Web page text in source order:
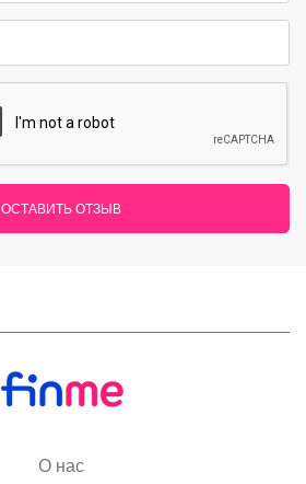
ОСТАВИТЬ ОТЗЫВ
О нас